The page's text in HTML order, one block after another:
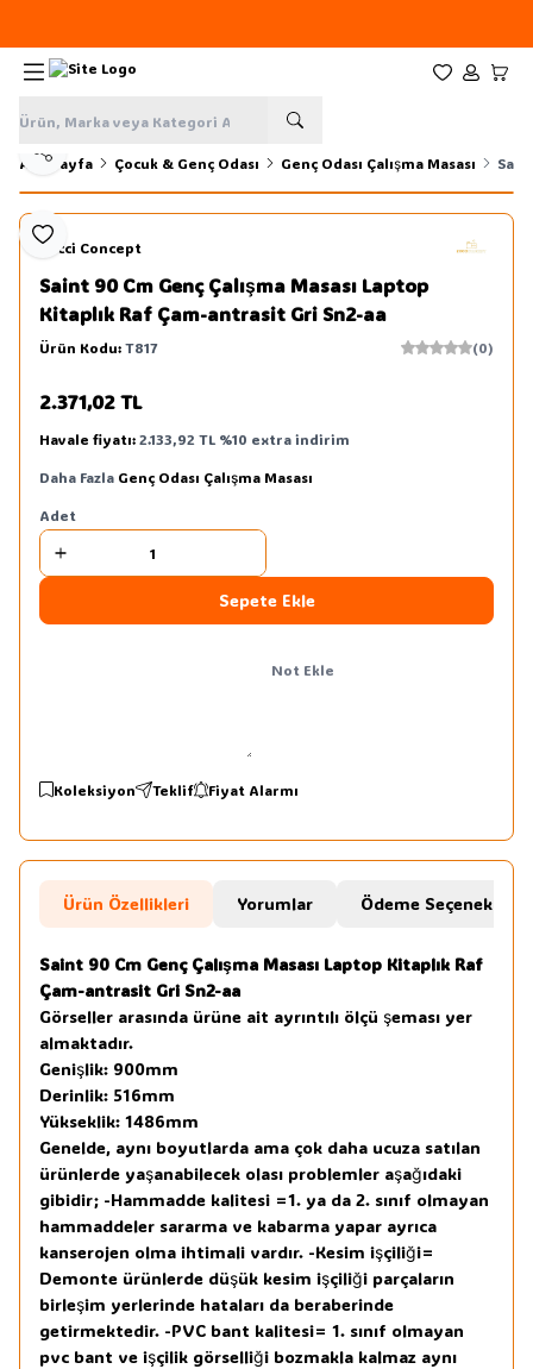
Favorilerim
Hesabım
Ana Sayfa Çocuk & Genç Odası Genç Odası Çalışma Masası
Favoriye Ekle
Paylaş
L'occi Concept
Saint 90 Cm Genç Çalışma Masası Laptop
Kitaplık Raf Çam-antrasit Gri Sn2-aa
Ürün Kodu:T817 (0)
2.371,02TL
Havale fiyatı:2.133,92 TL %10 extra indirim
Daha Fazla Genç Odası Çalışma Masası
Adet
Sepete Ekle
Not Ekle
Koleksiyon Teklif Fiyat Alarmı
Ürün Özellikleri Yorumlar Ödeme Seçenekleri
Saint 90 Cm Genç Çalışma Masası Laptop Kitaplık Raf
Çam-antrasit Gri Sn2-aa
Görseller arasında ürüne ait ayrıntılı ölçü şeması yer
almaktadır.
Genişlik: 900mm
Derinlik: 516mm
Yükseklik: 1486mm
Genelde, aynı boyutlarda ama çok daha ucuza satılan
ürünlerde yaşanabilecek olası problemler aşağıdaki
gibidir; -Hammadde kalitesi =1. ya da 2. sınıf olmayan
hammaddeler sararma ve kabarma yapar ayrıca
kanserojen olma ihtimali vardır. -Kesim işçiliği=
Demonte ürünlerde düşük kesim işçiliği parçaların
birleşim yerlerinde hataları da beraberinde
getirmektedir. -PVC bant kalitesi= 1. sınıf olmayan
pvc bant ve işçilik görselliği bozmakla kalmaz aynı